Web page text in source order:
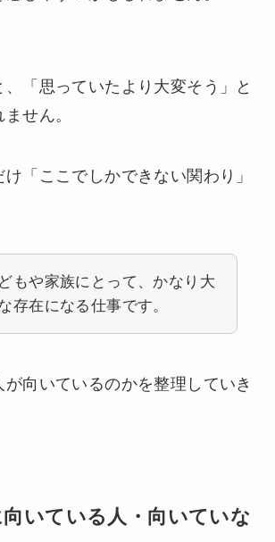
、「思っていたより大変そう」と
せん。
「ここでしかできない関わり」
もや家族にとって、かなり大
存在になる仕事です。
向いているのかを整理していき
いている人・向いていな